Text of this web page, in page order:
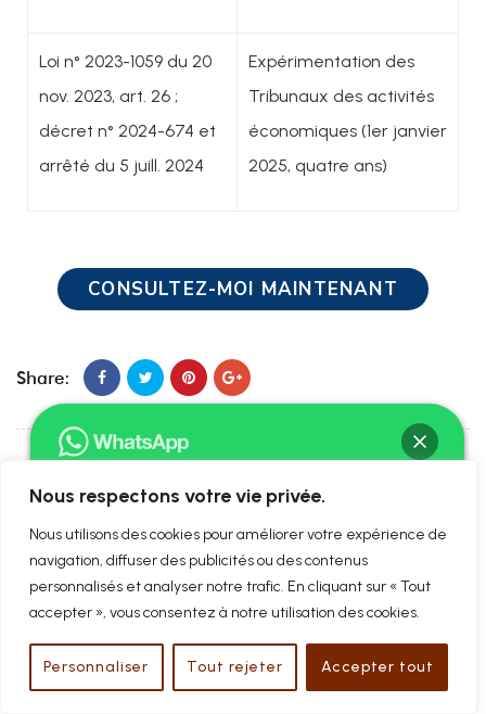
Nous respectons votre vie privée.
Nous utilisons des cookies pour améliorer votre expérience de
navigation, diffuser des publicités ou des contenus
personnalisés et analyser notre trafic. En cliquant sur « Tout
accepter », vous consentez à notre utilisation des cookies.
Personnaliser Tout rejeter Accepter tout
Loi n° 2023-1059 du 20
nov. 2023, art. 26 ;
décret n° 2024-674 et
arrêté du 5 juill. 2024
Expérimentation des
Tribunaux des activités
économiques (1er janvier
2025, quatre ans)
CONSULTEZ-MOI MAINTENANT
Share:
Location Airbnb en copropriété : que change
la loi Le Meur pour les propriétaires
parisiens ?
Next
obligations pour le dirigeant dans les 45
jours ?
Bonjour ! Je suis Me David BAC
Comment puis-je vous aider ?
Chat ouvert